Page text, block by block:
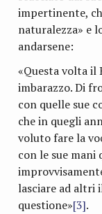
impertinente,
naturalezza» e
andarsene:
«Questa volta il
imbarazzo. Di
con quelle sue
che in quegli
voluto fare la
con le sue
lasciare ad altri
questione»[3].